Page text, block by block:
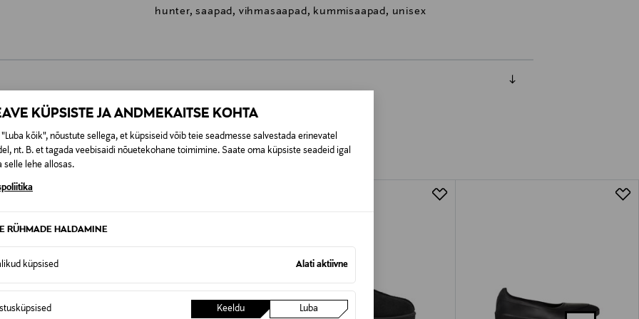
KÜPSISTE JA ANDMEKAITSE KOHTA
kõik", nõustute sellega, et küpsiseid võib teie seadmesse salvestada erinevatel
nt. B. et tagada veebisaidi nõuetekohane toimimine. Saate oma küpsiste seadeid igal
selle lehe allosas.
RÜHMADE HALDAMINE
küpsised Alati aktiivne
Keeldu Luba
hunter, saapad, vihmasaapad, kummisaapad, unisex
0,00 € – 4,90 €
KA